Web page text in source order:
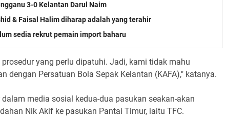
3-0 Kelantan Darul Naim
& Faisal Halim diharap adalah yang terahir
sedia rekrut pemain import baharu
yang perlu dipatuhi. Jadi, kami tidak mahu
dengan Persatuan Bola Sepak Kelantan (KAFA)," katanya.
media sosial kedua-dua pasukan seakan-akan
Nik Akif ke pasukan Pantai Timur, iaitu TFC.